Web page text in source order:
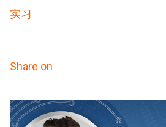
实习
Share on